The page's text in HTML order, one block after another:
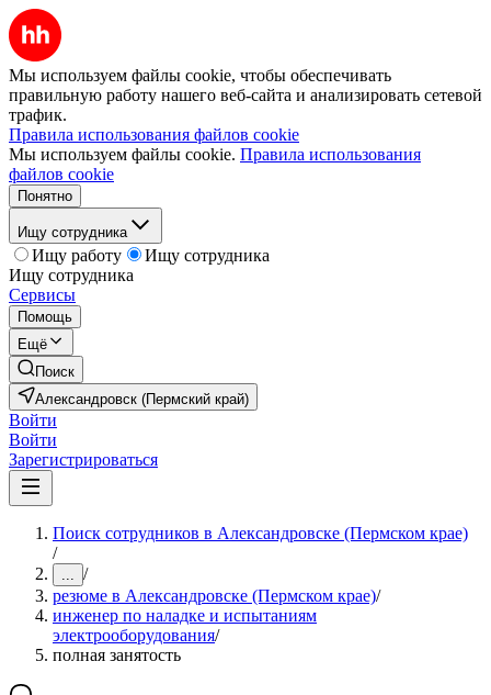
Мы используем файлы cookie, чтобы обеспечивать
правильную работу нашего веб-сайта и анализировать сетевой
трафик.
Правила использования файлов cookie
Мы используем файлы cookie. Правила использования
файлов cookie
Понятно
Ищу сотрудника
Ищу работу
Ищу сотрудника
Ищу сотрудника
Сервисы
Помощь
Ещё
Поиск
Александровск (Пермский край)
Войти
Войти
Зарегистрироваться
Поиск сотрудников в Александровске (Пермском крае)
/
... /
резюме в Александровске (Пермском крае)/
инженер по наладке и испытаниям
электрооборудования/
полная занятость